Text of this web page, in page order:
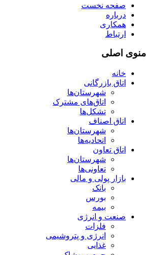
صفحه نخست
درباره
همکاری
ارتباط
منوی اصلی
خانه
اتاق بازرگانی
شهرستان‌ها
اتاق‌های مشترک
تشکل‌ها
اتاق اصناف
شهرستان‌ها
اتحادیه‌ها
اتاق تعاون
شهرستان‌ها
تعاونی‌ها
بازار پولی و مالی
بانک
بورس
بیمه
صنعت و انرژی
فلزات
انرژی و پتروشیمی
غذایی